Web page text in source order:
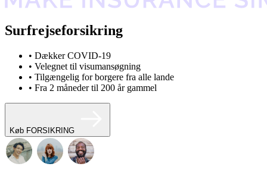
Surfrejseforsikring
• Dækker COVID-19
• Velegnet til visumansøgning
• Tilgængelig for borgere fra alle lande
• Fra 2 måneder til 200 år gammel
Køb FORSIKRING